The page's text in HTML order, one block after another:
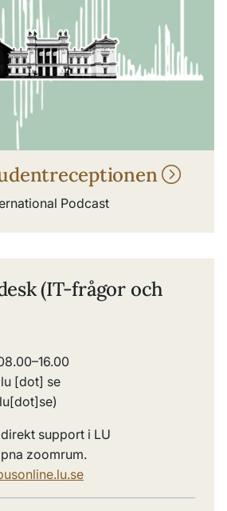
Podcast
(IT-frågor och
lu [dot] se
support i LU
zoomrum.